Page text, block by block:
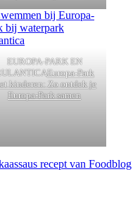
EUROPA-PARK EN
Europa-Park
kinderen: Zo ontdek je
Europa-Park samen